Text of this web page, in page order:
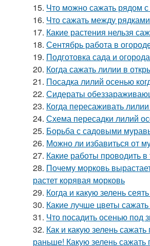
15. Что можно сажать рядом
16. Что сажать между
17. Какие растения нельзя
18. Сентябрь работа в
19. Подготовка сада и
20. Когда сажать лилии в
21. Посадка лилий осенью
22. Сидераты
23. Когда пересаживать
24. Схема пересадки лилий
25. Борьба с садовыми
26. Можно ли избавиться от
27. Какие работы проводить
28. Почему морковь
растет корявая морковь
29. Когда и какую зелень
30. Какие лучше цветы
31. Что посадить осенью под
32. Как и какую зелень
раньше! Какую зелень сажать